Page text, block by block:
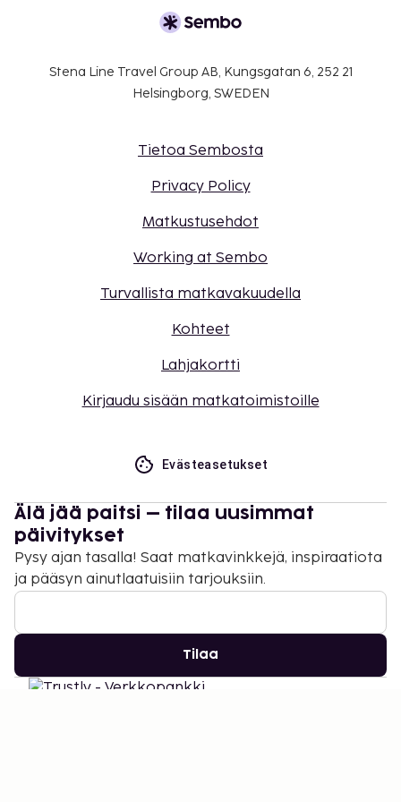
Stena Line Travel Group AB, Kungsgatan 6, 252 21
Helsingborg, SWEDEN
Tietoa Sembosta
Privacy Policy
Matkustusehdot
Working at Sembo
Turvallista matkavakuudella
Kohteet
Lahjakortti
Kirjaudu sisään matkatoimistoille
Evästeasetukset
Älä jää paitsi – tilaa uusimmat
päivitykset
Pysy ajan tasalla! Saat matkavinkkejä, inspiraatiota
ja pääsyn ainutlaatuisiin tarjouksiin.
Tilaa